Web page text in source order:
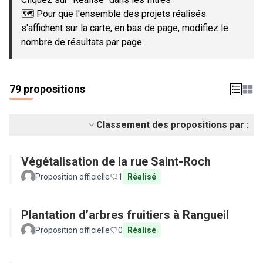
🗺️ Pour que l'ensemble des projets réalisés
s'affichent sur la carte, en bas de page, modifiez le
nombre de résultats par page.
79 propositions
Classement des propositions par :
Végétalisation de la rue Saint-Roch
Proposition officielle 1 Réalisé
Plantation d’arbres fruitiers à Rangueil
Proposition officielle 0 Réalisé